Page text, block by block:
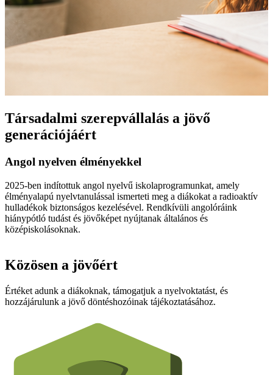
Társadalmi szerepvállalás a jövő
generációjáért
Angol nyelven élményekkel
2025-ben indítottuk angol nyelvű iskolaprogramunkat, amely
élményalapú nyelvtanulással ismerteti meg a diákokat a radioaktív
hulladékok biztonságos kezelésével. Rendkívüli angolóráink
hiánypótló tudást és jövőképet nyújtanak általános és
középiskolásoknak.
Közösen a jövőért
Értéket adunk a diákoknak, támogatjuk a nyelvoktatást, és
hozzájárulunk a jövő döntéshozóinak tájékoztatásához.